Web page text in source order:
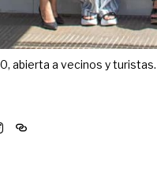
abierta a vecinos y turistas.